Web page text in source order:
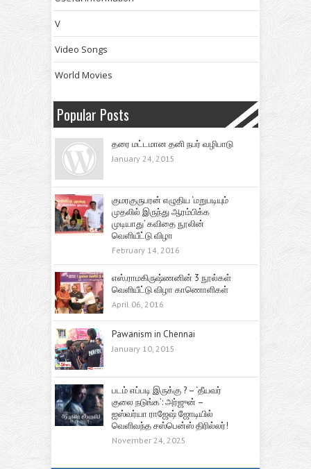
V
Video Songs
World Movies
Popular Posts
தரை மட்டமான தனி நபர் வழிபாடு
January 24, 2015
குமரகுருபரன் எழுதிய ‘மறுபடியும்
முதலில் இருந்து ஆரம்பிக்க
முடியாது’ கவிதை நூலின்
வெளியீட்டு விழா
February 14, 2016
எஸ்.ராமகிருஷ்ணனின் 3 நூல்கள்
வெளியீட்டு விழா காணொளிகள்
April 06, 2016
Pawanism in Chennai
January 10, 2015
படம் எப்படி இருக்கு ? – ‘தீயவர்
குலை நடுங்க’: அர்ஜுன் –
ஐஸ்வர்யா ராஜேஷ் ஜோடியில்
வெளிவந்த சஸ்பென்ஸ் திரில்லர்!
November 24, 2025